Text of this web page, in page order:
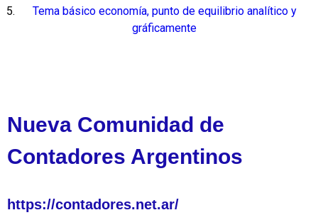
Tema básico economía, punto de equilibrio analítico y
gráficamente
Nueva Comunidad de
Contadores Argentinos
https://contadores.net.ar/